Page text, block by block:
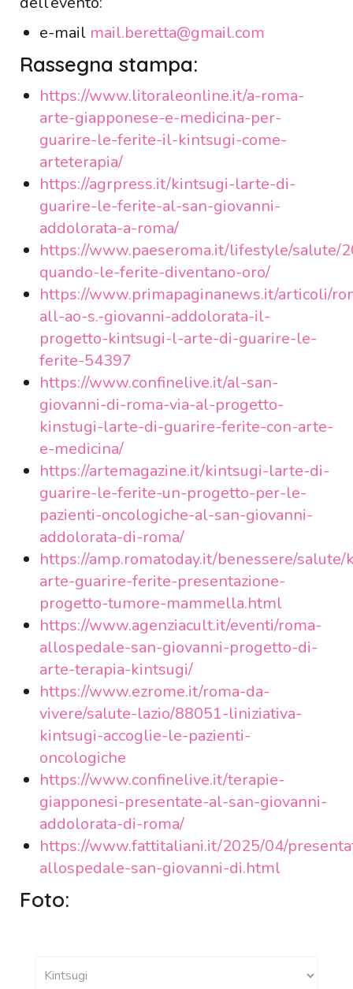
e-mail mail.beretta@gmail.com
Rassegna stampa:
https://www.litoraleonline.it/a-roma-
arte-giapponese-e-medicina-per-
guarire-le-ferite-il-kintsugi-come-
arteterapia/
https://agrpress.it/kintsugi-larte-di-
guarire-le-ferite-al-san-giovanni-
addolorata-a-roma/
https://www.paeseroma.it/lifestyle/salute/
quando-le-ferite-diventano-oro/
https://www.primapaginanews.it/articoli/
all-ao-s.-giovanni-addolorata-il-
progetto-kintsugi-l-arte-di-guarire-le-
ferite-54397
https://www.confinelive.it/al-san-
giovanni-di-roma-via-al-progetto-
kinstugi-larte-di-guarire-ferite-con-arte-
e-medicina/
https://artemagazine.it/kintsugi-larte-di-
guarire-le-ferite-un-progetto-per-le-
pazienti-oncologiche-al-san-giovanni-
addolorata-di-roma/
https://amp.romatoday.it/benessere/
arte-guarire-ferite-presentazione-
progetto-tumore-mammella.html
https://www.agenziacult.it/eventi/roma-
allospedale-san-giovanni-progetto-di-
arte-terapia-kintsugi/
https://www.ezrome.it/roma-da-
vivere/salute-lazio/88051-liniziativa-
kintsugi-accoglie-le-pazienti-
oncologiche
https://www.confinelive.it/terapie-
giapponesi-presentate-al-san-giovanni-
addolorata-di-roma/
https://www.fattitaliani.it/2025/04/
allospedale-san-giovanni-di.html
Foto: